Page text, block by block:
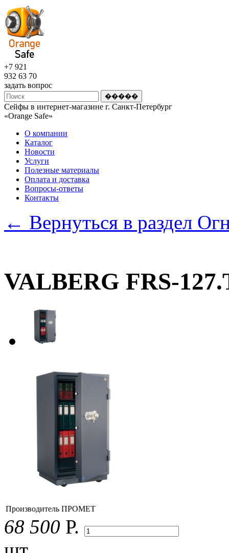
+7 921
932 63 70
задать вопрос
Сейфы в интернет-магазине г. Санкт-Петербург
«Оrange Safe»
О компании
Каталог
Новости
Услуги
Полезные материалы
Оплата и доставка
Вопросы-ответы
Контакты
← Вернуться в раздел
VALBERG FRS-
Производитель ПРОМЕТ
68 500 Р.